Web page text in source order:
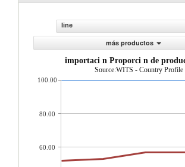
line
más productos
importaci n Proporci n de
Source:WITS - Country Profile
100.00
80.00
60.00